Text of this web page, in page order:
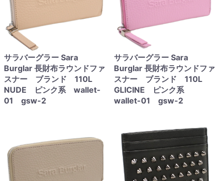
サラバーグラー Sara
Burglar 長財布ラウンドファ
スナー ブランド 110L
NUDE ピンク系 wallet-
01 gsw-2
サラバーグラー Sara
Burglar 長財布ラウンドファ
スナー ブランド 110L
GLICINE ピンク系
wallet-01 gsw-2